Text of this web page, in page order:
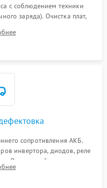
с соблюдением техники
заряда). Очистка плат,
перегрева и замыканий.
сопротивления АКБ.
инвертора, диодов, реле
Визуальный поиск вздутых
на печатной плате.